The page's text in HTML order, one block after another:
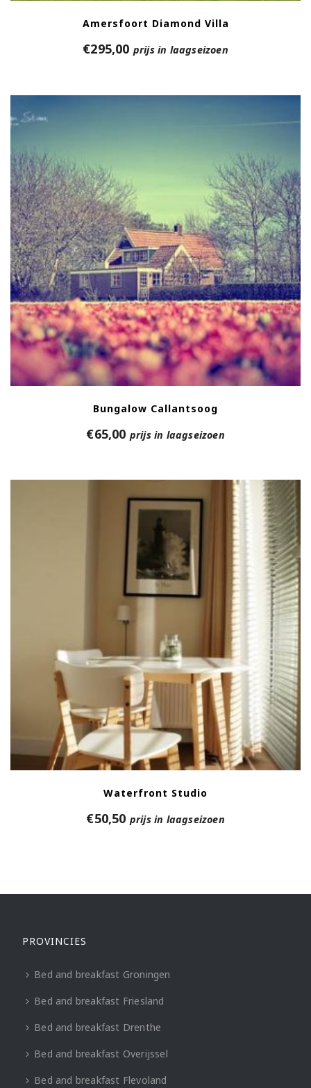
Amersfoort Diamond Villa
€295,00 prijs in laagseizoen
Bungalow Callantsoog
€65,00 prijs in laagseizoen
Waterfront Studio
€50,50 prijs in laagseizoen
PROVINCIES
Bed and breakfast Groningen
Bed and breakfast Friesland
Bed and breakfast Drenthe
Bed and breakfast Overijssel
Bed and breakfast Flevoland